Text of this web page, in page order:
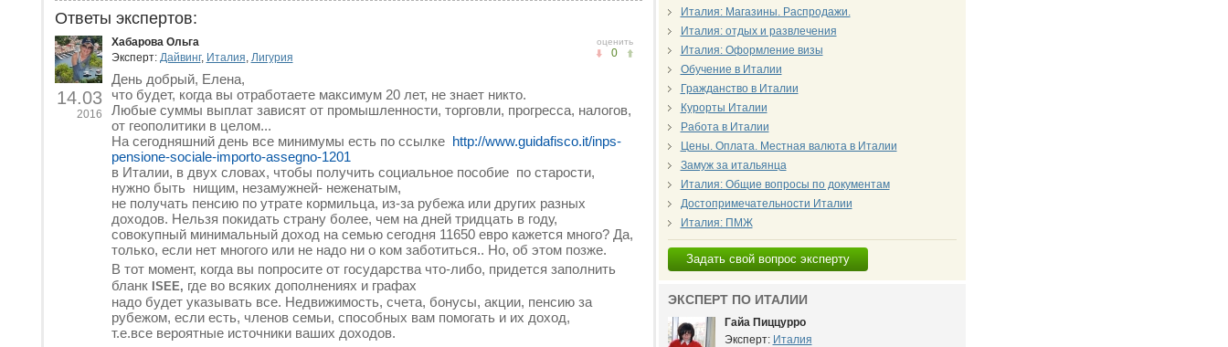
Ответы экспертов:
14.03
2016
оценить
0
Хабарова Ольга
Эксперт: Дайвинг, Италия, Лигурия
День добрый, Елена,
что будет, когда вы отработаете максимум 20 лет, не знает никто.
Любые суммы выплат зависят от промышленности, торговли, прогресса, налогов,
от геополитики в целом...
На сегодняшний день все минимумы есть по ссылке http://www.guidafisco.it/inps-
pensione-sociale-importo-assegno-1201
в Италии, в двух словах, чтобы получить социальное пособие по старости,
нужно быть нищим, незамужней- неженатым,
не получать пенсию по утрате кормильца, из-за рубежа или других разных
доходов. Нельзя покидать страну более, чем на дней тридцать в году,
совокупный минимальный доход на семью сегодня 11650 евро кажется много? Да,
только, если нет многого или не надо ни о ком заботиться.. Но, об этом позже.
В тот момент, когда вы попросите от государства что-либо, придется заполнить
бланк ISEE, где во всяких дополнениях и графах
надо будет указывать все. Недвижимость, счета, бонусы, акции, пенсию за
рубежом, если есть, членов семьи, способных вам помогать и их доход,
т.е.все вероятные источники ваших доходов.
Италия: Магазины. Распродажи.
Италия: отдых и развлечения
Италия: Оформление визы
Обучение в Италии
Гражданство в Италии
Курорты Италии
Работа в Италии
Цены. Оплата. Местная валюта в Италии
Замуж за итальянца
Италия: Общие вопросы по документам
Достопримечательности Италии
Италия: ПМЖ
Задать свой вопрос эксперту
ЭКСПЕРТ ПО ИТАЛИИ
Гайа Пиццурро
Эксперт: Италия